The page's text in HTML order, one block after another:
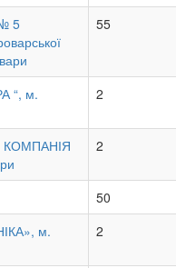
5
55
“, м.
2
2
50
м.
2